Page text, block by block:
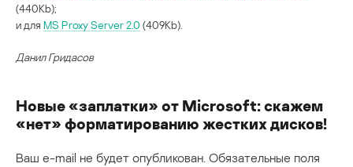
(440Kb);
и для MS Proxy Server 2.0 (409Kb).
Данил Гридасов
Новые «заплатки» от Microsoft: скажем
«нет» форматированию жестких дисков!
Ваш e-mail не будет опубликован. Обязательные поля